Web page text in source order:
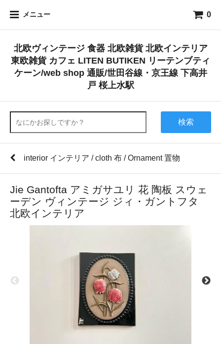
メニュー 0
北欧ヴィンテージ 食器 北欧雑貨 北欧インテリア
東欧雑貨 カフェ LITEN BUTIKEN リーテンブティ
ケーン/web shop 通販/世田谷線・京王線 下高井
戸 桜上水駅
検索
interior インテリア / cloth 布 / Ornament 置物
Jie Gantofta アミガサユリ 花 陶板 スウェ
ーデン ヴィンテージ ジィ・ガントフタ
北欧インテリア